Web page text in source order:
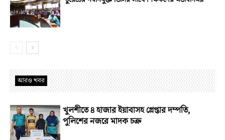
আরও খবর
খুলশীতে ৪ হাজার ইয়াবাসহ গ্রেপ্তার দম্পতি,
পুলিশের নজরে মাদক চক্র